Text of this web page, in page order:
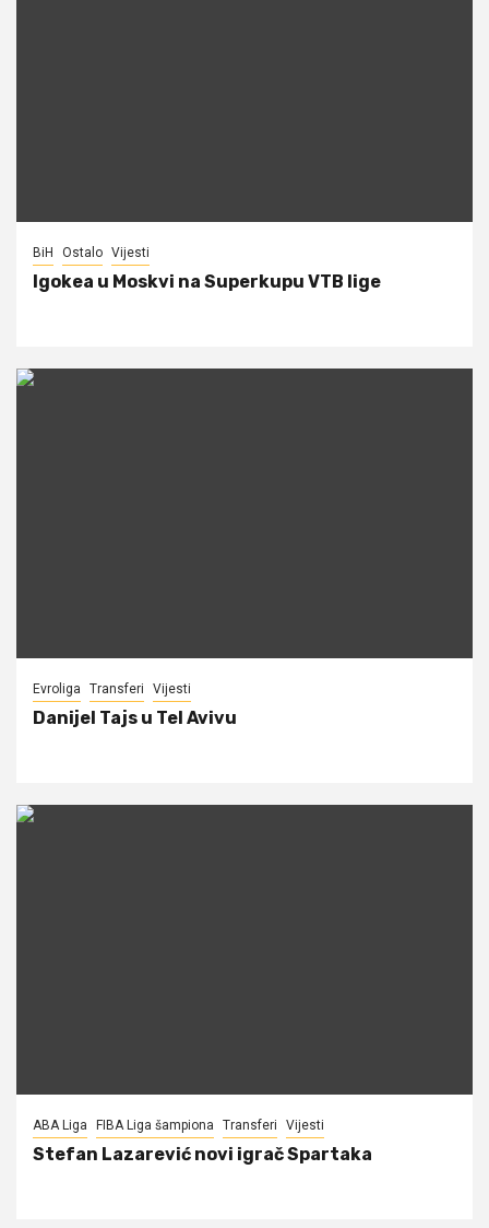
BiH Ostalo Vijesti
Igokea u Moskvi na Superkupu VTB lige
Evroliga Transferi Vijesti
Danijel Tajs u Tel Avivu
ABA Liga FIBA Liga šampiona Transferi Vijesti
Stefan Lazarević novi igrač Spartaka